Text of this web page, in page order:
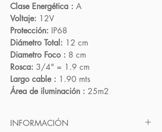
Clase Energética : A
Voltaje: 12V
Protección: IP68
Diámetro Total: 12 cm
Diametro Foco : 8 cm
Rosca: 3/4" = 1.9 cm
Largo cable : 1.90 mts
Área de iluminación : 25m2
INFORMACIÓN